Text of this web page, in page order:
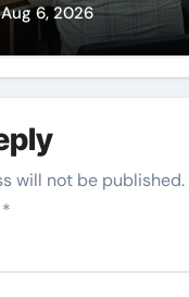
Aug 6, 2026
will not be published.
*